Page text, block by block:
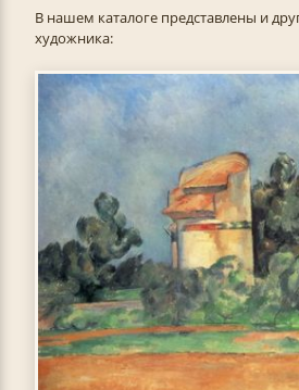
В нашем каталоге представлены и
художника: